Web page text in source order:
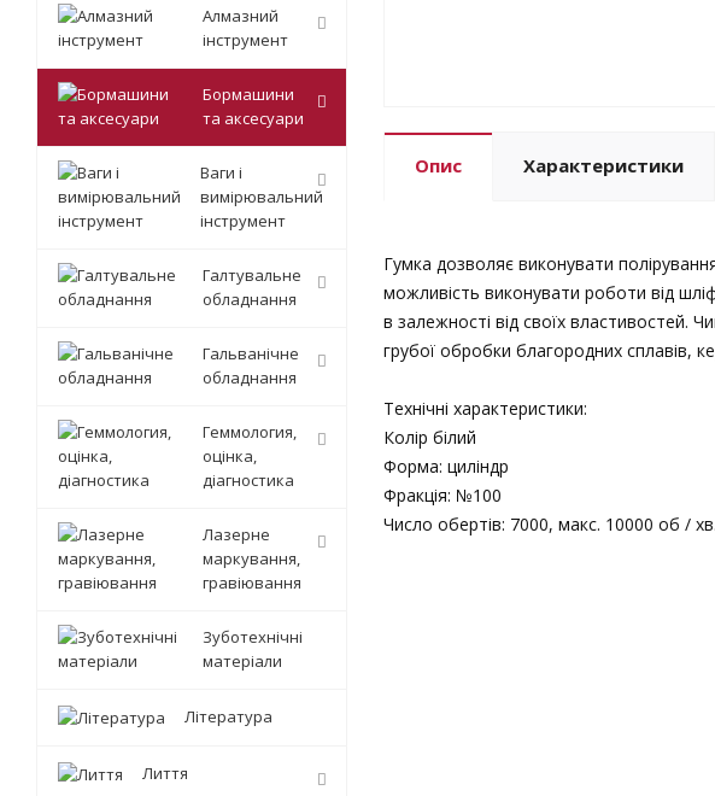
Опис Характеристики
Гумка дозволяє виконувати
можливість виконувати роботи від
в залежності від своїх властивостей.
грубої обробки благородних сплавів,
Технічні характеристики:
Колір білий
Форма: циліндр
Фракція: №100
Число обертів: 7000, макс. 10000 об / хв.
Алмазний
інструмент
Бормашини
та аксесуари
Ваги і
вимірювальний
інструмент
Галтувальне
обладнання
Гальванічне
обладнання
Геммология,
оцінка,
діагностика
Лазерне
маркування,
гравіювання
Зуботехнічні
матеріали
Література
Лиття